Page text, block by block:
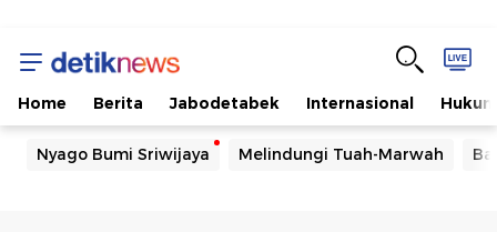
Home Berita Jabodetabek Internasional Hukum
Nyago Bumi Sriwijaya Melindungi Tuah-Marwah